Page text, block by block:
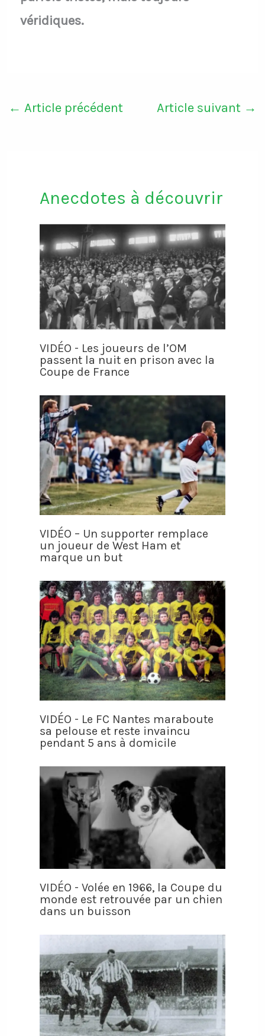
véridiques.
← Article précédent Article suivant →
Anecdotes à découvrir
VIDÉO - Les joueurs de l’OM
passent la nuit en prison avec la
Coupe de France
VIDÉO – Un supporter remplace
un joueur de West Ham et
marque un but
VIDÉO - Le FC Nantes maraboute
sa pelouse et reste invaincu
pendant 5 ans à domicile
VIDÉO - Volée en 1966, la Coupe du
monde est retrouvée par un chien
dans un buisson